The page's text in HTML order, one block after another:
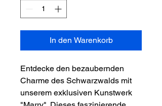
In den Warenkorb
Entdecke den bezaubernden
Charme des Schwarzwalds mit
unserem exklusiven Kunstwerk